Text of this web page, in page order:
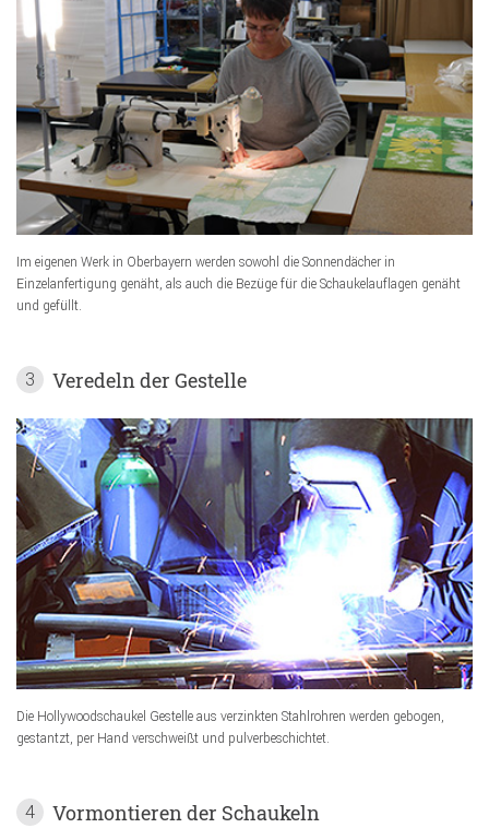
Im eigenen Werk in Oberbayern werden sowohl die Sonnendächer in
Einzelanfertigung genäht, als auch die Bezüge für die Schaukelauflagen genäht
und gefüllt.
3 Veredeln der Gestelle
Die Hollywoodschaukel Gestelle aus verzinkten Stahlrohren werden gebogen,
gestantzt, per Hand verschweißt und pulverbeschichtet.
4 Vormontieren der Schaukeln